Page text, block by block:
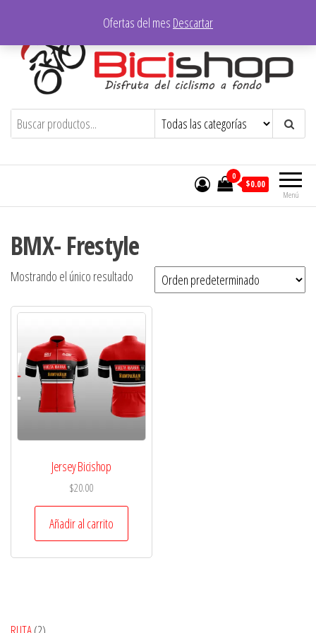
contenido
Bicishop – Ibarra Disfruta del ciclismo a fondo
Menú
0
$0.00
BMX- Frestyle
Mostrando el único resultado
Jersey Bicishop
$20.00
Añadir al carrito
2
Ofertas del mes Descartar